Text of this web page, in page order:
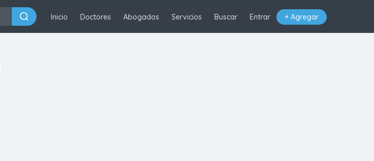
Inicio Doctores Abogados Servicios Buscar Entrar + Agregar